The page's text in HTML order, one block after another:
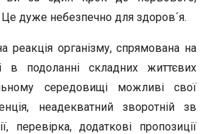
дуже небезпечно для здоров´я.
реакція організму, спрямована на
в подоланні складних життєвих
середовищі можливі свої
неадекватний зворотній зв
перевірка, додаткові пропозиції